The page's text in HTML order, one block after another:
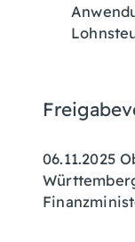
06.11.2025